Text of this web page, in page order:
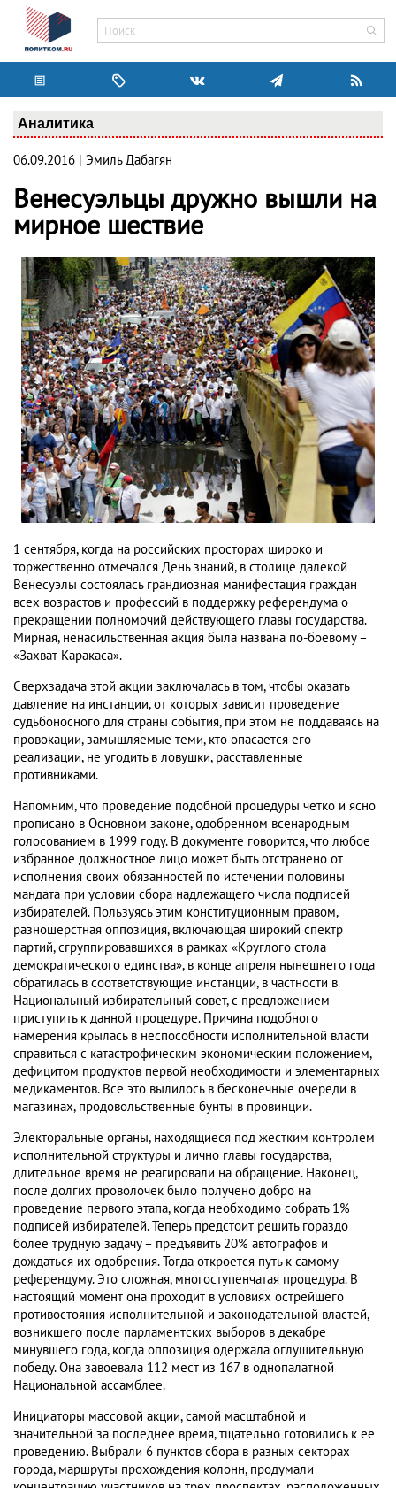
Аналитика
06.09.2016 | Эмиль Дабагян
Венесуэльцы дружно вышли на
мирное шествие
1 сентября, когда на российских просторах широко и
торжественно отмечался День знаний, в столице далекой
Венесуэлы состоялась грандиозная манифестация граждан
всех возрастов и профессий в поддержку референдума о
прекращении полномочий действующего главы государства.
Мирная, ненасильственная акция была названа по-боевому –
«Захват Каракаса».
Сверхзадача этой акции заключалась в том, чтобы оказать
давление на инстанции, от которых зависит проведение
судьбоносного для страны события, при этом не поддаваясь на
провокации, замышляемые теми, кто опасается его
реализации, не угодить в ловушки, расставленные
противниками.
Напомним, что проведение подобной процедуры четко и ясно
прописано в Основном законе, одобренном всенародным
голосованием в 1999 году. В документе говорится, что любое
избранное должностное лицо может быть отстранено от
исполнения своих обязанностей по истечении половины
мандата при условии сбора надлежащего числа подписей
избирателей. Пользуясь этим конституционным правом,
разношерстная оппозиция, включающая широкий спектр
партий, сгруппировавшихся в рамках «Круглого стола
демократического единства», в конце апреля нынешнего года
обратилась в соответствующие инстанции, в частности в
Национальный избирательный совет, с предложением
приступить к данной процедуре. Причина подобного
намерения крылась в неспособности исполнительной власти
справиться с катастрофическим экономическим положением,
дефицитом продуктов первой необходимости и элементарных
медикаментов. Все это вылилось в бесконечные очереди в
магазинах, продовольственные бунты в провинции.
Электоральные органы, находящиеся под жестким контролем
исполнительной структуры и лично главы государства,
длительное время не реагировали на обращение. Наконец,
после долгих проволочек было получено добро на
проведение первого этапа, когда необходимо собрать 1%
подписей избирателей. Теперь предстоит решить гораздо
более трудную задачу – предъявить 20% автографов и
дождаться их одобрения. Тогда откроется путь к самому
референдуму. Это сложная, многоступенчатая процедура. В
настоящий момент она проходит в условиях острейшего
противостояния исполнительной и законодательной властей,
возникшего после парламентских выборов в декабре
минувшего года, когда оппозиция одержала оглушительную
победу. Она завоевала 112 мест из 167 в однопалатной
Национальной ассамблее.
Инициаторы массовой акции, самой масштабной и
значительной за последнее время, тщательно готовились к ее
проведению. Выбрали 6 пунктов сбора в разных секторах
города, маршруты прохождения колонн, продумали